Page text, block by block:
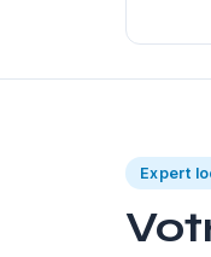
Expert